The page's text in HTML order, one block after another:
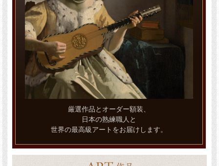
厳選作品とオーダー額装、
日本の熟練職人と
世界の最高級アートをお届けします。